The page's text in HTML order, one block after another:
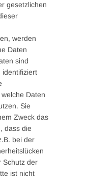
gesetzlichen
werden
Daten
sind
identifiziert
Daten
Sie
Zweck das
dass die
bei der
Schutz der
ist nicht